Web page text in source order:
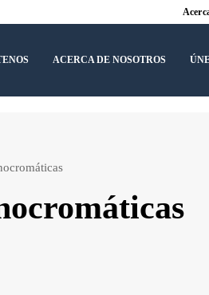
ACERCA DE NOSOTROS